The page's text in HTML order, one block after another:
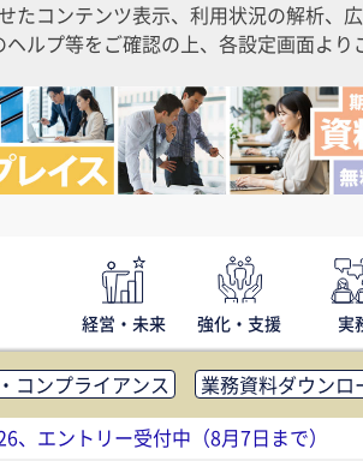
コンテンツ表示、利用状況の解析、
ルプ等をご確認の上、各設定画面よ
経営・未来 強化・支援 実
コンプライアンス
業務資料ダウンロ
コミュニケーション活性化
FM・オフ
アウトソーシング・BPO
調査・レ
、エントリー受付中（8月7日まで）